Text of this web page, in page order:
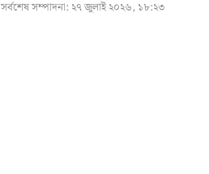
সর্বশেষ সম্পাদনা: ২৭ জুলাই ২০২৬, ১৮:২৩